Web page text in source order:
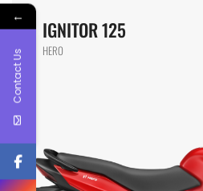
IGNITOR 125
HERO
←
Contact Us